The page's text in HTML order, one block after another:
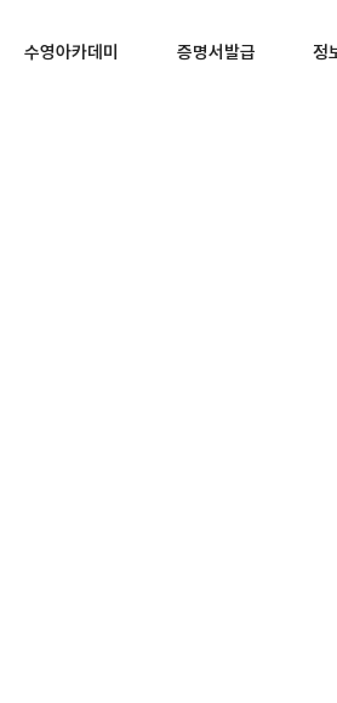
수영아카데미 증명서발급 정